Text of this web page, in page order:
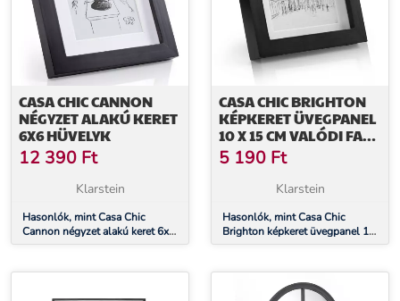
CASA CHIC CANNON
NÉGYZET ALAKÚ KERET
6X6 HÜVELYK
12 390 Ft
Klarstein
Hasonlók, mint Casa Chic
Cannon négyzet alakú keret 6x6
hüvelyk
CASA CHIC BRIGHTON
KÉPKERET ÜVEGPANEL
10 X 15 CM VALÓDI FA
PASZPARTUVAL
5 190 Ft
Klarstein
Hasonlók, mint Casa Chic
Brighton képkeret üvegpanel 10
x 15 cm valódi fa paszpartuval